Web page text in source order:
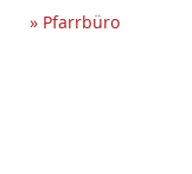
» Pfarrbüro